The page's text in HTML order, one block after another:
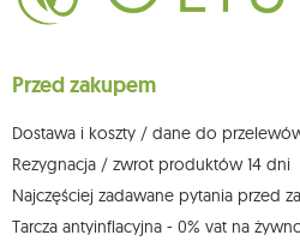
ich sprostowania, usunięcia, ograniczenia
sprzeciwu wobec przetwarzania swoich
którego dokonano na podstawie zgody
możesz kontaktować się z działem
Więcej informacji: www.mouton.pl/ODO
Przed zakupem
Dostawa i koszty / dane do
Rezygnacja / zwrot produktów 14 dni
Najczęściej zadawane pytania przed
Tarcza antyinflacyjna - 0% vat na